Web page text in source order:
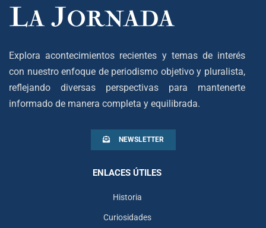
Explora acontecimientos recientes y temas de interés
con nuestro enfoque de periodismo objetivo y pluralista,
reflejando diversas perspectivas para mantenerte
informado de manera completa y equilibrada.
NEWSLETTER
ENLACES ÚTILES
Historia
Curiosidades